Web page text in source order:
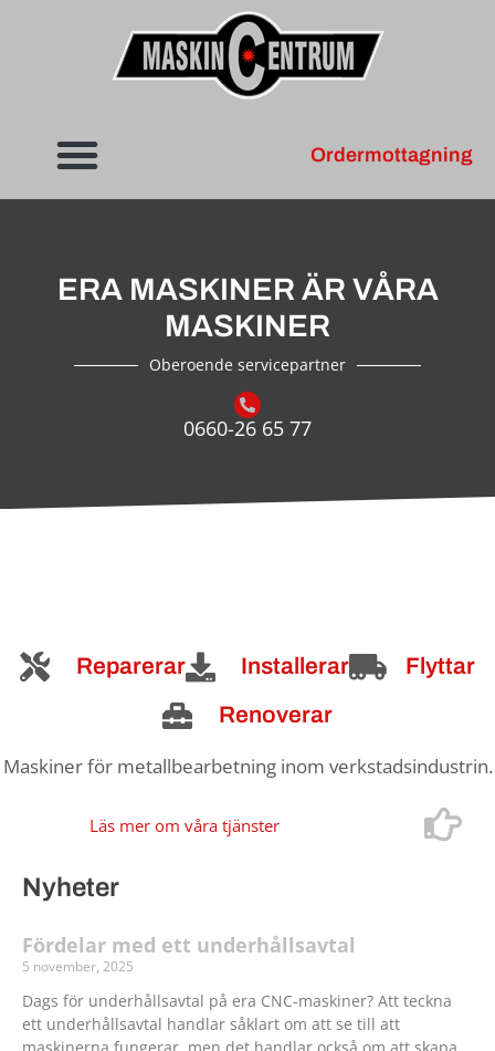
Ordermottagning
ERA MASKINER ÄR VÅRA
MASKINER
Oberoende servicepartner
0660-26 65 77
Reparerar Installerar
Flyttar
Renoverar
Maskiner för metallbearbetning inom verkstadsindustrin.
Läs mer om våra tjänster
Nyheter
Fördelar med ett underhållsavtal
5 november, 2025
Dags för underhållsavtal på era CNC-maskiner? Att teckna
ett underhållsavtal handlar såklart om att se till att